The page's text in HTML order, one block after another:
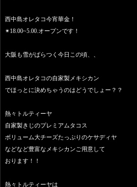
西中島オレタコ今宵華金！
✴︎18.00~5.00.オープンです！
大阪も雪がぱらつく今日この頃、、
西中島オレタコの自家製メキシカン
でほっとに決めちゃうのはどうでしょー？？
熱々トルティーヤ
自家製きじのプレミアムタコス
ボリューム大チーズたっぷりのケサディヤ
などなど豊富なメキシカンご用意して
おります！！
熱々トルティーヤは